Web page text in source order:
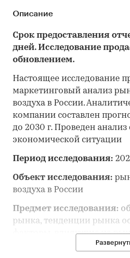
Описание
Срок предоставления
дней. Исследование
обновлением.
Настоящее исследование
маркетинговый анализ
воздуха в России.
компании составлен
до 2030 г. Проведен
экономической ситуации
Период исследования:
Объект исследования:
воздуха в России
Предмет исследования:
рынка, тенденции рынка
факторы, влияющие на
рынка, основные